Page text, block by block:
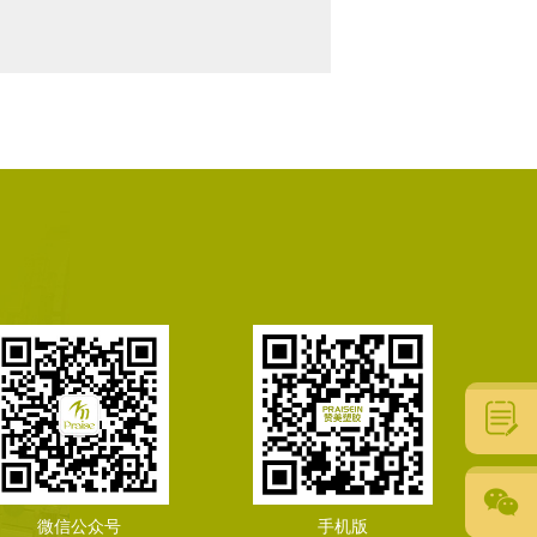
微信公众号 手机版